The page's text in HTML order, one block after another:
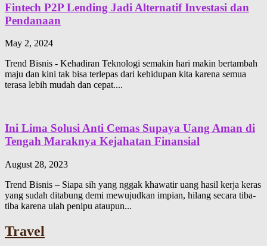
Fintech P2P Lending Jadi Alternatif Investasi dan
Pendanaan
May 2, 2024
Trend Bisnis - Kehadiran Teknologi semakin hari makin bertambah
maju dan kini tak bisa terlepas dari kehidupan kita karena semua
terasa lebih mudah dan cepat....
Ini Lima Solusi Anti Cemas Supaya Uang Aman di
Tengah Maraknya Kejahatan Finansial
August 28, 2023
Trend Bisnis – Siapa sih yang nggak khawatir uang hasil kerja keras
yang sudah ditabung demi mewujudkan impian, hilang secara tiba-
tiba karena ulah penipu ataupun...
Travel